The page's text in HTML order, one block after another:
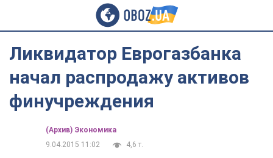
Ликвидатор Еврогазбанка
начал распродажу активов
финучреждения
(Архив) Экономика
9.04.2015 11:02
4,6 т.